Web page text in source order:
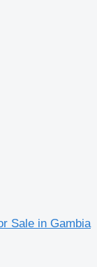
Sale in Gambia